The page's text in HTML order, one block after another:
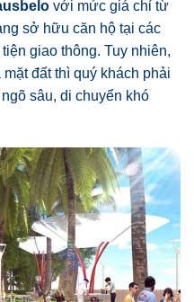
với mức giá chỉ từ
sở hữu căn hộ tại các
giao thông. Tuy nhiên,
đất thì quý khách phải
sâu, di chuyển khó